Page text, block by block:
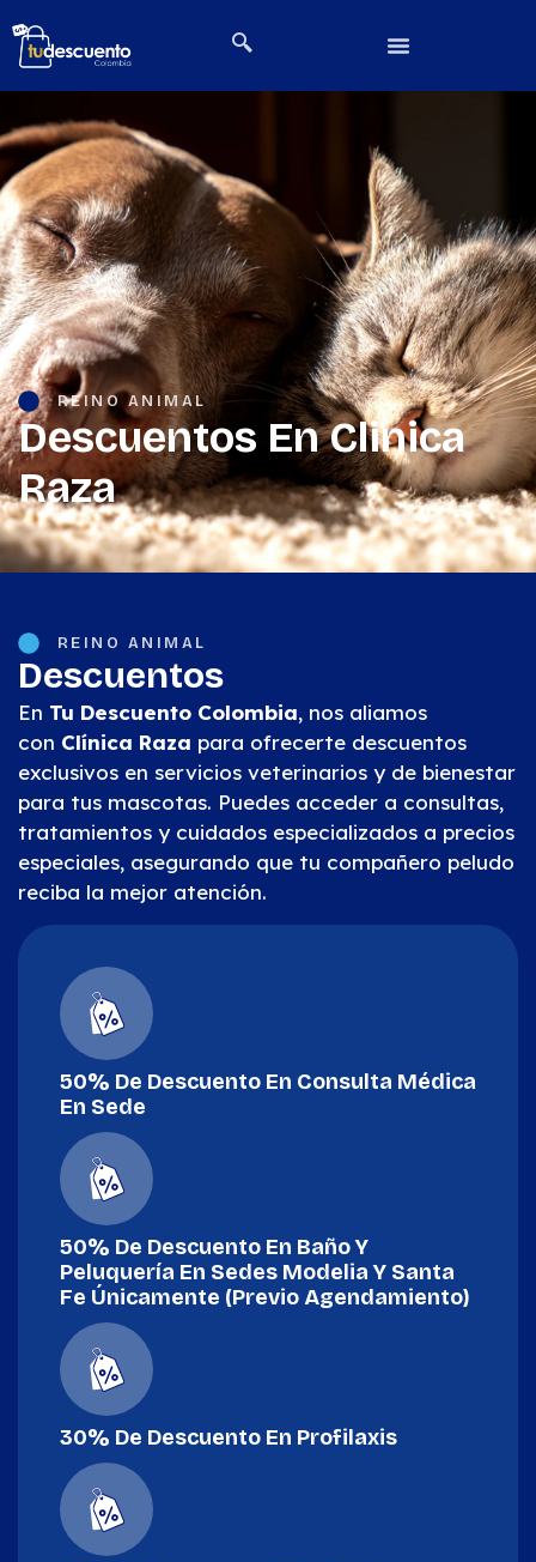
REINO ANIMAL
Descuentos En Clinica
Raza
REINO ANIMAL
Descuentos
En Tu Descuento Colombia, nos aliamos
con Clínica Raza para ofrecerte descuentos
exclusivos en servicios veterinarios y de bienestar
para tus mascotas. Puedes acceder a consultas,
tratamientos y cuidados especializados a precios
especiales, asegurando que tu compañero peludo
reciba la mejor atención.
50% De Descuento En Consulta Médica
En Sede
50% De Descuento En Baño Y
Peluquería En Sedes Modelia Y Santa
Fe Únicamente (previo Agendamiento)
30% De Descuento En Profilaxis